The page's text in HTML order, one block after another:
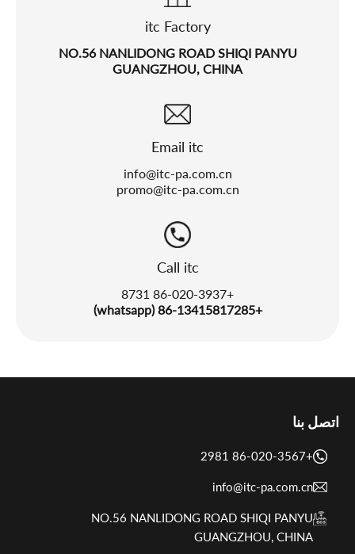
itc Factory
NO.56 NANLIDONG ROAD SHIQI PANYU
GUANGZHOU, CHINA
Email itc
info@itc-pa.com.cn
promo@itc-pa.com.cn
Call itc
+86-020-3937 8731
+86-13415817285 (whatsapp)
اتصل بنا
+86-020-3567 2981
info@itc-pa.com.cn
NO.56 NANLIDONG ROAD SHIQI PANYU
GUANGZHOU, CHINA